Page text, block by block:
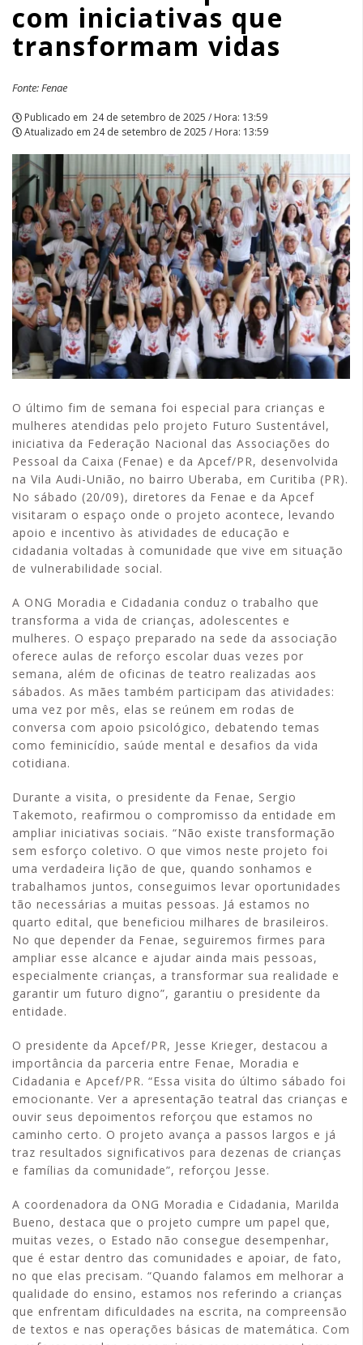
APCEF/SP
com iniciativas que
transformam vidas
Fonte: Fenae
Publicado em 24 de setembro de 2025 / Hora: 13:59
Atualizado em 24 de setembro de 2025 / Hora: 13:59
O último fim de semana foi especial para crianças e
mulheres atendidas pelo projeto Futuro Sustentável,
iniciativa da Federação Nacional das Associações do
Pessoal da Caixa (Fenae) e da Apcef/PR, desenvolvida
na Vila Audi-União, no bairro Uberaba, em Curitiba (PR).
No sábado (20/09), diretores da Fenae e da Apcef
visitaram o espaço onde o projeto acontece, levando
apoio e incentivo às atividades de educação e
cidadania voltadas à comunidade que vive em situação
de vulnerabilidade social.
A ONG Moradia e Cidadania conduz o trabalho que
transforma a vida de crianças, adolescentes e
mulheres. O espaço preparado na sede da associação
oferece aulas de reforço escolar duas vezes por
semana, além de oficinas de teatro realizadas aos
sábados. As mães também participam das atividades:
uma vez por mês, elas se reúnem em rodas de
conversa com apoio psicológico, debatendo temas
como feminicídio, saúde mental e desafios da vida
cotidiana.
Durante a visita, o presidente da Fenae, Sergio
Takemoto, reafirmou o compromisso da entidade em
ampliar iniciativas sociais. “Não existe transformação
sem esforço coletivo. O que vimos neste projeto foi
uma verdadeira lição de que, quando sonhamos e
trabalhamos juntos, conseguimos levar oportunidades
tão necessárias a muitas pessoas. Já estamos no
quarto edital, que beneficiou milhares de brasileiros.
No que depender da Fenae, seguiremos firmes para
ampliar esse alcance e ajudar ainda mais pessoas,
especialmente crianças, a transformar sua realidade e
garantir um futuro digno”, garantiu o presidente da
entidade.
O presidente da Apcef/PR, Jesse Krieger, destacou a
importância da parceria entre Fenae, Moradia e
Cidadania e Apcef/PR. “Essa visita do último sábado foi
emocionante. Ver a apresentação teatral das crianças e
ouvir seus depoimentos reforçou que estamos no
caminho certo. O projeto avança a passos largos e já
traz resultados significativos para dezenas de crianças
e famílias da comunidade”, reforçou Jesse.
A coordenadora da ONG Moradia e Cidadania, Marilda
Bueno, destaca que o projeto cumpre um papel que,
muitas vezes, o Estado não consegue desempenhar,
que é estar dentro das comunidades e apoiar, de fato,
no que elas precisam. “Quando falamos em melhorar a
qualidade do ensino, estamos nos referindo a crianças
que enfrentam dificuldades na escrita, na compreensão
de textos e nas operações básicas de matemática. Com